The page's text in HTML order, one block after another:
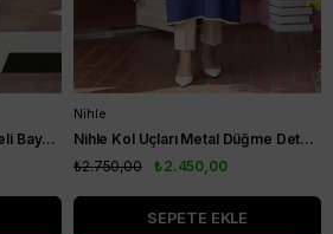
Nihle Önden Biye ve Düğmeli Bayan Kap Camel
Nihle
Nihle Kol Uçları Metal Düğme Detaylı Bayan Kap İndigo
₺2.450,00
₺2.750,00
SEPETE EKLE